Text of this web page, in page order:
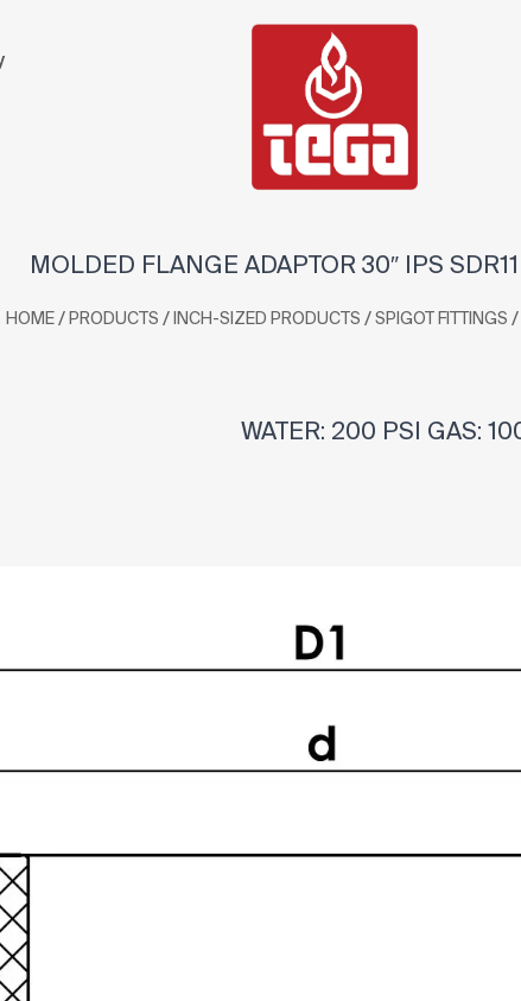
MOLDED FLANGE ADAPTOR 30″ IPS
HOME/PRODUCTS /INCH-SIZED PRODUCTS /SPIGOT FITTINGS /
WATER: 200 PSI GAS: